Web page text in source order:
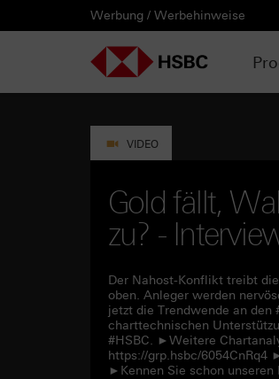
PRODUKTE
HEBELPRODUKTE
MÄRKTE & ANALYSEN
WISSEN & TOOLS
KONTAKT & SERVICE
DOWNLOADCENTER
LÄNDERAUSWAHL
Deutschland
AUSGEWÄHLTE SEITEN
HEBELPRODUKTE
Knock-out-Produkte
Weitere Hebelprodukte
Ausgestoppte Produkte
Intraday-Emissionen
ANLAGEPRODUKTE
Aktien- / Indexanleihen
Discount-Zertifikate
Express-Zertifikate
AKTUELLES
Neuemissionen
Trading-Aktionen
Intraday-Emissionen
ANALYSEN
Daily Trading
Trendkompass
Newsletter-Abonnement
VIDEOS
ntv-Zertifikate mit HSBC
Zertifikate Aktuell mit HSBC
WATCHLIST
Login / Zur Watchlist
WEBINARE
Webinartermine
WISSEN
kostenlose eBooks
Aktien- / Indexanleihen Rechner
Open End Knock-out-Produkte
KONTAKT
Kontaktformular
SERVICE
Wir über uns
DOWNLOADCENTER
Basisprospekte /
Wertpapierbeschreibungen
Unvollständige
Werbung / Werbehinweise
VIDEO
Gold fällt,
zu? -
Der Nahost-Konflikt treibt
oben. Anleger werden
jetzt die Trendwende an
charttechnischen
#HSBC. ►Weitere
https://grp.hsbc/6054CnRq4
►Kennen Sie schon